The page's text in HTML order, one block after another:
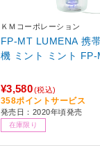
ＫＭコーポレーション
FP-MT LUMENA 携
機 ミント ミント
¥3,580(税込)
358ポイントサービス
発売日：2020年頃発売
在庫限り